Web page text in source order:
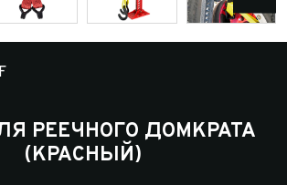
РЕЕЧНОГО ДОМКРАТА
(КРАСНЫЙ)